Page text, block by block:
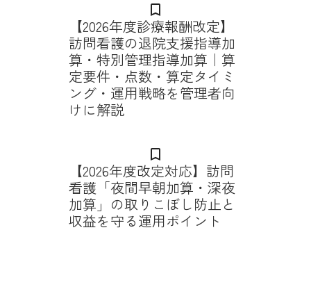
bookmark_border
【2026年度診療報酬改定】
訪問看護の退院支援指導加
算・特別管理指導加算｜算
定要件・点数・算定タイミ
ング・運用戦略を管理者向
けに解説
bookmark_border
【2026年度改定対応】訪問
看護「夜間早朝加算・深夜
加算」の取りこぼし防止と
収益を守る運用ポイント